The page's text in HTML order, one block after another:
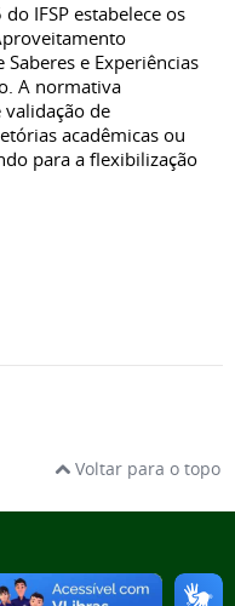
IFSP estabelece os
e Experiências
A normativa
de
acadêmicas ou
para a flexibilização
Voltar para o topo
e-MEC